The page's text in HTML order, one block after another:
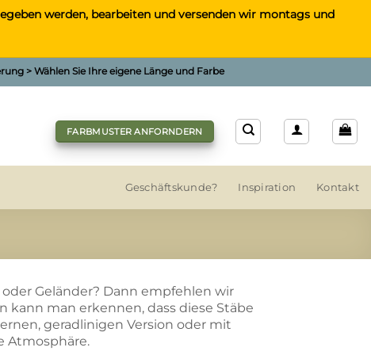
werden, bearbeiten und versenden wir montags und
> Wählen Sie Ihre eigene Länge und Farbe
FARBMUSTER ANFORNDERN
Geschäftskunde? Inspiration Kontakt
Geländer? Dann empfehlen wir
man erkennen, dass diese Stäbe
geradlinigen Version oder mit
Atmosphäre.